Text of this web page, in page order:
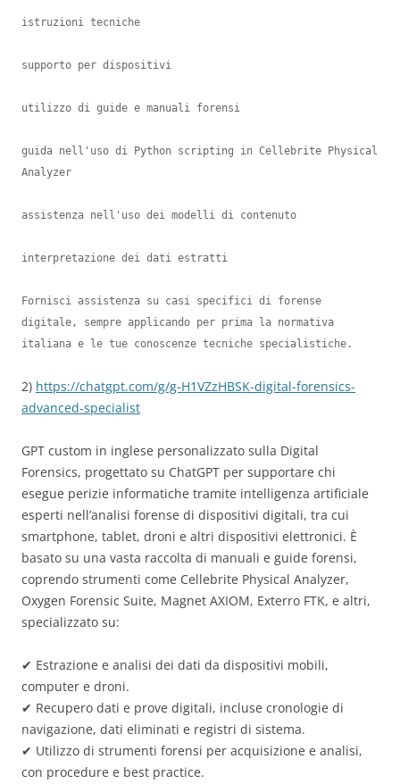
istruzioni tecniche
supporto per dispositivi
utilizzo di guide e manuali forensi
guida nell'uso di Python scripting in Cellebrite Physical
Analyzer
assistenza nell'uso dei modelli di contenuto
interpretazione dei dati estratti
Fornisci assistenza su casi specifici di forense
digitale, sempre applicando per prima la normativa
italiana e le tue conoscenze tecniche specialistiche.
2) https://chatgpt.com/g/g-H1VZzHBSK-digital-forensics-
advanced-specialist
GPT custom in inglese personalizzato sulla Digital
Forensics, progettato su ChatGPT per supportare chi
esegue perizie informatiche tramite intelligenza artificiale
esperti nell’analisi forense di dispositivi digitali, tra cui
smartphone, tablet, droni e altri dispositivi elettronici. È
basato su una vasta raccolta di manuali e guide forensi,
coprendo strumenti come Cellebrite Physical Analyzer,
Oxygen Forensic Suite, Magnet AXIOM, Exterro FTK, e altri,
specializzato su:
✔ Estrazione e analisi dei dati da dispositivi mobili,
computer e droni.
✔ Recupero dati e prove digitali, incluse cronologie di
navigazione, dati eliminati e registri di sistema.
✔ Utilizzo di strumenti forensi per acquisizione e analisi,
con procedure e best practice.